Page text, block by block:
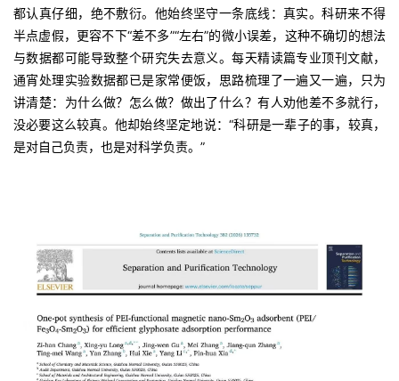
都认真仔细，绝不敷衍。他始终坚守一条底线：真实。科研来不得
半点虚假，更容不下“差不多”“左右”的微小误差，这种不确切的想法
与数据都可能导致整个研究失去意义。每天精读篇专业顶刊文献，
通宵处理实验数据都已是家常便饭，思路梳理了一遍又一遍，只为
讲清楚：为什么做？怎么做？做出了什么？有人劝他差不多就行，
没必要这么较真。他却始终坚定地说：“科研是一辈子的事，较真，
是对自己负责，也是对科学负责。”